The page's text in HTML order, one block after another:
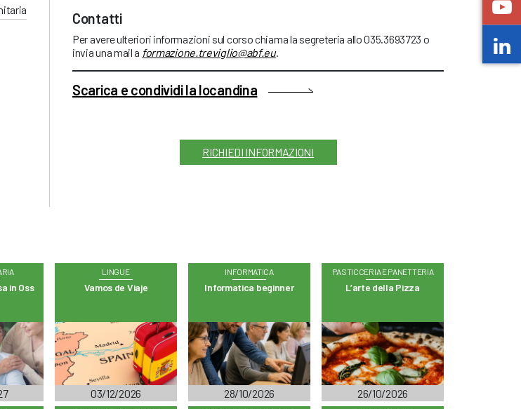
Contatti
Per avere ulteriori informazioni sul corso chiama la segreteria allo 035.3693723 o
invia una mail a formazione.treviglio@abf.eu.
Scarica e condividi la locandina
RICHIEDI INFORMAZIONI
in Oss
LINGUE
Vamos de Viaje
03/12/2026
INFORMATICA
Informatica beginner
28/10/2026
PASTICCERIA E PANETTERIA
L’arte della Pizza
26/10/2026